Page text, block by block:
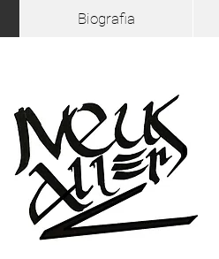
Biografia